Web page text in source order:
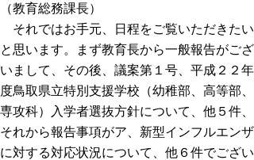
（教育総務課長）
それではお手元、日程をご覧いただきたい
と思います。まず教育長から一般報告がござ
いまして、その後、議案第１号、平成２２年
度鳥取県立特別支援学校（幼稚部、高等部、
専攻科）入学者選抜方針について、他５件、
それから報告事項がア、新型インフルエンザ
に対する対応状況について、他６件でござい